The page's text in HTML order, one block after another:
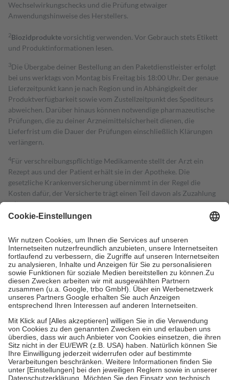
Wechselwirkungschecks und die Prüfung etwaiger
Anwendungshinweise des Herstellers.
2Biozidproduktevorsichtig verwenden. Vor Gebrauch stets Etikett
und Produktinformationen lesen.
3Die Übergabe deiner Bestellung an den Paketdienstleister erfolgt
bei uns werktags von Montag bis Freitag bis 18:00 Uhr. Der genaue
Lieferzeitpunkt kann je nach Region und in Abhängigkeit der
Produktverfügbarkeit sowie vom Zustellzeitpunkt des Spediteurs
abweichen. Darüber hinaus können notwendige pharmazeutische
Prüfungen, die zu deiner Arzneimittelsicherheit dienen, die
Lieferfrist um die Dauer der Prüfungen einschließlich Klärungen
verlängern.
4Für verschreibungspflichtige Medikamente stellt der Arzt ein
Rezept aus und der Patient erhält sie in der Apotheke. Die
gesetzliche Krankenversicherung übernimmt in der Regel die
Kosten dafür, der Versicherte trägt einen Teil davon als Zuzahlung
mit.
Grundsätzlich leisten Mitglieder Zuzahlungen in Höhe von zehn
höchstens zehn Euro.
Es sind jedoch nie mehr als die tatsächlichen
Kosten der Leistung zu entrichten.
Diese Regeln gelten grundsätzlich auch für Online-Apotheken.
Bei Heilmitteln und häuslicher Krankenpflege beträgt die
Zuzahlung zehn Prozent der Kosten sowie zehn Euro je
Verordnung.
Um das Engagement der Versicherten für ihre eigene Gesundheit zu
stärken und die besondere Stellung der Familie zu unterstützen,
fallenkeine Zuzahlungenan bei:
• Kindern und Jugendlichen bis zum vollendeten 18. Lebensjahr
mit Ausnahme der Fahrkosten
• Untersuchungen zur Vorsorge und Früherkennung, die von der
GKV getragen werden
• empfohlenen Schutzimpfungen